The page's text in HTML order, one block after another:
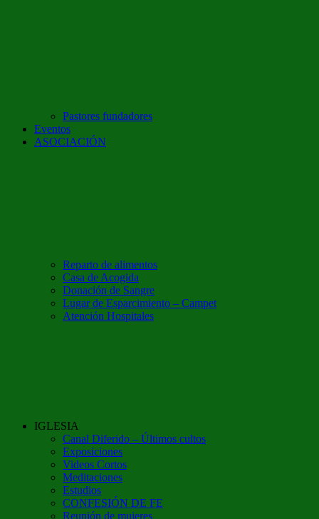
Pastores fundadores
Eventos
ASOCIACIÓN
Reparto de alimentos
Casa de Acogida
Donación de Sangre
Lugar de Esparcimiento – Campet
Atención Hospitales
IGLESIA
Canal Diferido – Últimos cultos
Exposiciones
Videos Cortos
Meditaciones
Estudios
CONFESIÓN DE FE
Reunión de mujeres